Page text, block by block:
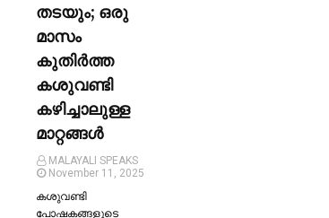
തടയും; ഒരു
മാസം
കുതിര്‍ത്ത
കശുവണ്ടി
കഴിച്ചാലുള്ള
മാറ്റങ്ങള്‍
MALAYALI SPEAKS
November 11, 2025
കശുവണ്ടി
പോഷകങ്ങളുടെ